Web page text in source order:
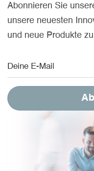
Abonnieren Sie
unsere neuesten
und neue Produkte